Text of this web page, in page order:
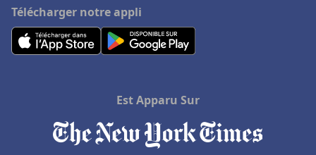
Hôtels à Chaumont-sur-Loire
Hôtels à Baccarat
Télécharger notre appli
Est Apparu Sur